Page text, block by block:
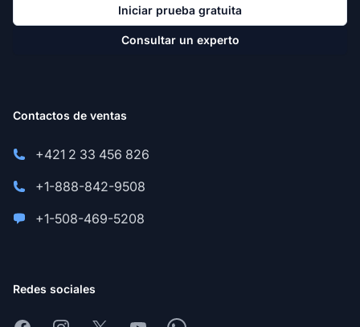
Iniciar prueba gratuita
Consultar un experto
Contactos de ventas
+421 2 33 456 826
+1-888-842-9508
+1-508-469-5208
Redes sociales